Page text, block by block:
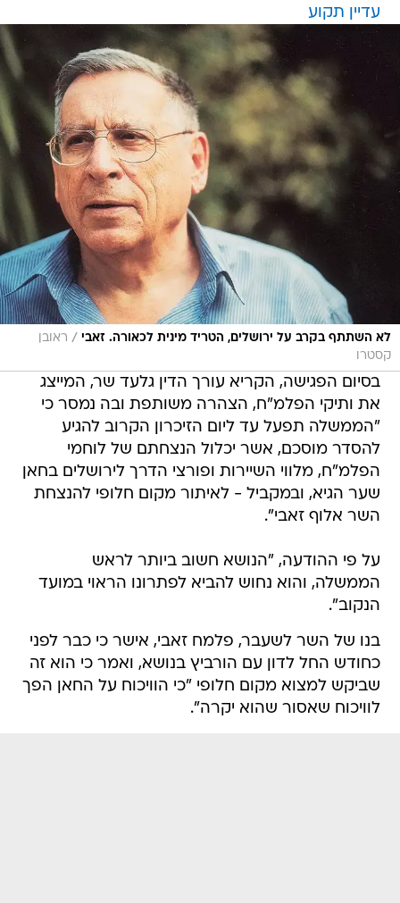
עדיין תקוע
לא השתתף בקרב על ירושלים, הטריד מינית לכאורה. זאבי / ראובן
קסטרו
בסיום הפגישה, הקריא עורך הדין גלעד שר, המייצג
את ותיקי הפלמ"ח, הצהרה משותפת ובה נמסר כי
"הממשלה תפעל עד ליום הזיכרון הקרוב להגיע
להסדר מוסכם, אשר יכלול הנצחתם של לוחמי
הפלמ"ח, מלווי השיירות ופורצי הדרך לירושלים בחאן
שער הגיא, ובמקביל - לאיתור מקום חלופי להנצחת
השר אלוף זאבי".
על פי ההודעה, "הנושא חשוב ביותר לראש
הממשלה, והוא נחוש להביא לפתרונו הראוי במועד
הנקוב".
בנו של השר לשעבר, פלמח זאבי, אישר כי כבר לפני
כחודש החל לדון עם הורביץ בנושא, ואמר כי הוא זה
שביקש למצוא מקום חלופי "כי הוויכוח על החאן הפך
לוויכוח שאסור שהוא יקרה".